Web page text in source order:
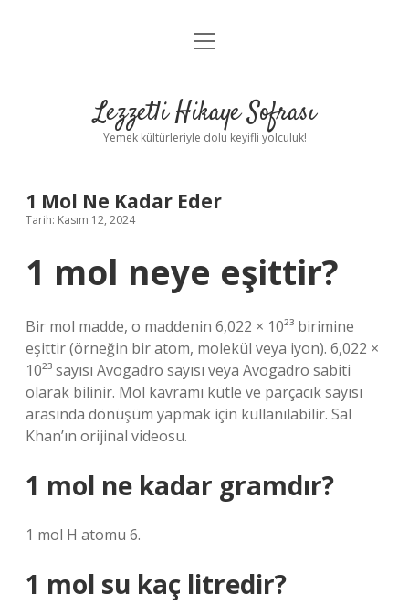
Anasayfa
Yasal Uyarı
menüyü
Lezzetli Hikaye Sofrası
Yemek kültürleriyle dolu keyifli yolculuk!
1 Mol Ne Kadar Eder
Tarih: Kasım 12, 2024
1 mol neye eşittir?
Bir mol madde, o maddenin 6,022 × 10²³ birimine
eşittir (örneğin bir atom, molekül veya iyon). 6,022 ×
10²³ sayısı Avogadro sayısı veya Avogadro sabiti
olarak bilinir. Mol kavramı kütle ve parçacık sayısı
arasında dönüşüm yapmak için kullanılabilir. Sal
Khan’ın orijinal videosu.
1 mol ne kadar gramdır?
1 mol H atomu 6.
1 mol su kaç litredir?